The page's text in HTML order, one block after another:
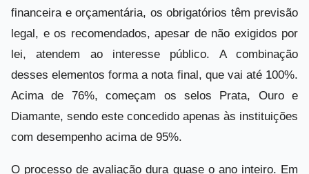
financeira e orçamentária, os obrigatórios têm previsão
legal, e os recomendados, apesar de não exigidos por
lei, atendem ao interesse público. A combinação
desses elementos forma a nota final, que vai até 100%.
Acima de 76%, começam os selos Prata, Ouro e
Diamante, sendo este concedido apenas às instituições
com desempenho acima de 95%.
O processo de avaliação dura quase o ano inteiro. Em